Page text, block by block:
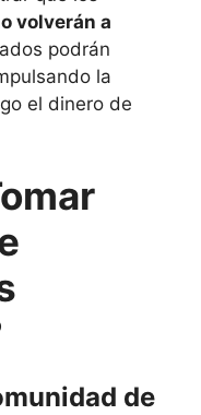
volverán a
podrán
la
el dinero de
de